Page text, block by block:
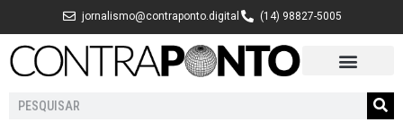
para
jornalismo@contraponto.digital (14) 98827-5005
Pesquisar